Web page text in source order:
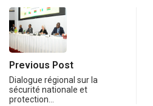
Previous Post
Dialogue régional sur la
sécurité nationale et
protection…